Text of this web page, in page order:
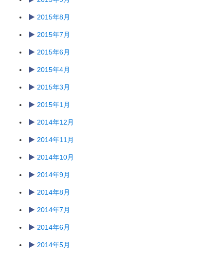
2015年8月
2015年7月
2015年6月
2015年4月
2015年3月
2015年1月
2014年12月
2014年11月
2014年10月
2014年9月
2014年8月
2014年7月
2014年6月
2014年5月